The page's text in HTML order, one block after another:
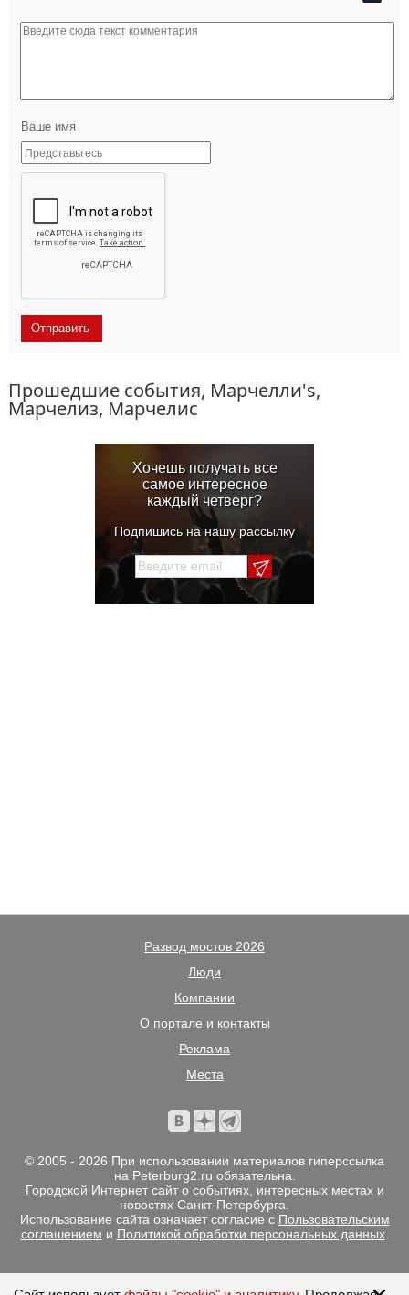
Ваше имя
Прошедшие события, Марчелли's,
Марчелиз, Марчелис
Хочешь получать все
самое интересное
каждый четверг?
Подпишись на нашу рассылку
Развод мостов 2026
Люди
Компании
О портале и контакты
Реклама
Места
© 2005 - 2026 При использовании материалов гиперссылка
на Peterburg2.ru обязательна.
Городской Интернет сайт о событиях, интересных местах и
новостях Санкт-Петербурга.
Использование сайта означает согласие с Пользовательским
соглашением и Политикой обработки персональных данных.